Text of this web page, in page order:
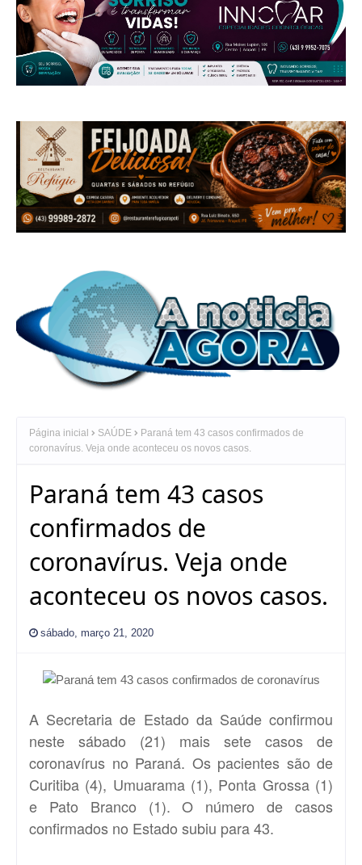
Página inicial SAÚDE
Paraná tem 43 casos confirmados de
coronavírus. Veja onde aconteceu os novos casos.
Paraná tem 43 casos
confirmados de
coronavírus. Veja onde
aconteceu os novos casos.
sábado, março 21, 2020
A Secretaria de Estado da Saúde confirmou
neste sábado (21) mais sete casos de
coronavírus no Paraná. Os pacientes são de
Curitiba (4), Umuarama (1), Ponta Grossa (1)
e Pato Branco (1). O número de casos
confirmados no Estado subiu para 43.